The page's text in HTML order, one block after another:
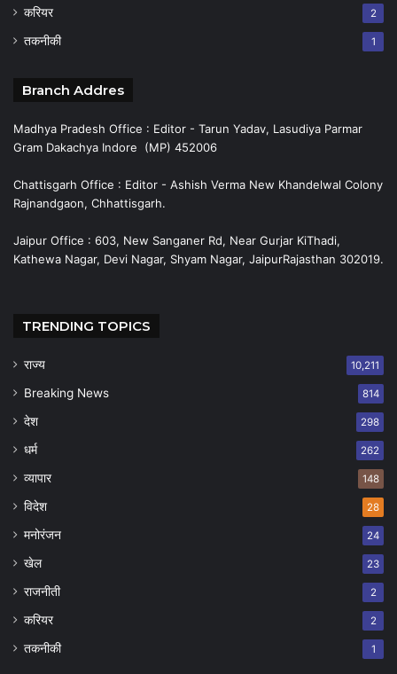
करियर 2
तकनीकी 1
Branch Addres
Madhya Pradesh Office : Editor - Tarun Yadav, Lasudiya Parmar
Gram Dakachya Indore (MP) 452006
Chattisgarh Office : Editor - Ashish Verma New Khandelwal Colony
Rajnandgaon, Chhattisgarh.
Jaipur Office : 603, New Sanganer Rd, Near Gurjar KiThadi,
Kathewa Nagar, Devi Nagar, Shyam Nagar, JaipurRajasthan 302019.
TRENDING TOPICS
राज्य 10,211
Breaking News 814
देश 298
धर्म 262
व्यापार 148
विदेश 28
मनोरंजन 24
खेल 23
राजनीती 2
करियर 2
तकनीकी 1